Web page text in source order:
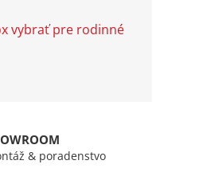
vybrať pre rodinné
& poradenstvo